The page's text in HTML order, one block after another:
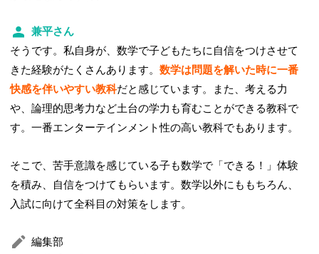
兼平さん
そうです。私自身が、数学で子どもたちに自信をつけさせて
きた経験がたくさんあります。数学は問題を解いた時に一番
快感を伴いやすい教科だと感じています。また、考える力
や、論理的思考力など土台の学力も育むことができる教科で
す。一番エンターテインメント性の高い教科でもあります。
そこで、苦手意識を感じている子も数学で「できる！」体験
を積み、自信をつけてもらいます。数学以外にももちろん、
入試に向けて全科目の対策をします。
編集部